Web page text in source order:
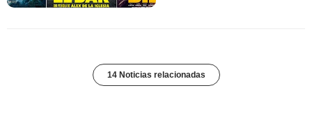
14 Noticias relacionadas